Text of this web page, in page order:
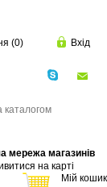
(0) Вхід
мережа магазинів
на карті
Мій кошик